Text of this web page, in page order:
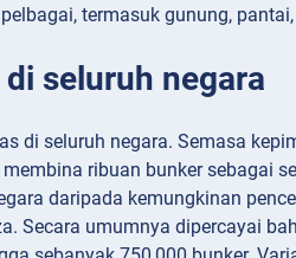
termasuk gunung,
seluruh negara
di seluruh negara. Semasa
ribuan bunker sebagai
daripada kemungkinan
Secara umumnya dipercayai